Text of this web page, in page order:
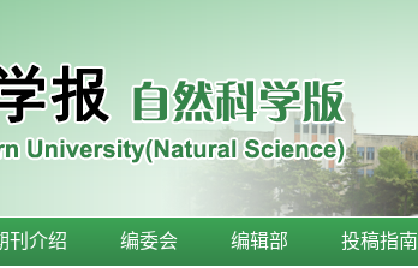
刊介绍 编委会 编辑部 投稿指南